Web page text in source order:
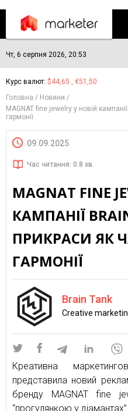
Чт, 6 серпня 2026, 20:53
Курс валют: $44,65 , €51,50
Головна
Новини
MAGNAT fine jewelry у новій
гармонії
09.09.2025
Час читання: 0.8 хв.
MAGNAT FINE
КАМПАНІЇ
ПРИКРАСИ ЯК
ГАРМОНІЇ
Brain Tank
Creative
Креативна
представила новий
бренду MAGNAT fine
“прогулянкою у діамантах”.